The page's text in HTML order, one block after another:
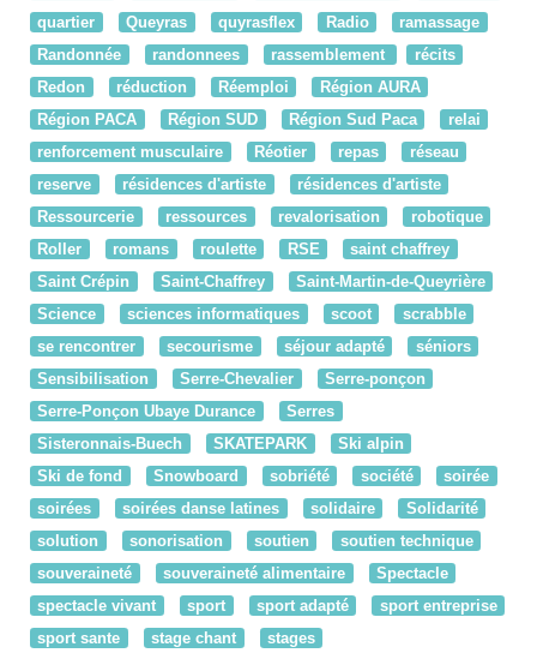
quartier
Queyras quyrasflex Radio
ramassage
Randonnée
randonnees rassemblement
récits
Redon
réduction Réemploi
Région AURA
Région PACA
Région SUD Région Sud Paca
relai
renforcement musculaire
Réotier repas
réseau
reserve
résidences d'artiste
résidences d'artiste
Ressourcerie
ressources revalorisation
robotique
Roller
romans roulette RSE
saint chaffrey
Saint Crépin
Saint-Chaffrey
Saint-Martin-de-Queyrière
Science
sciences informatiques scoot
scrabble
se rencontrer
secourisme séjour adapté
séniors
Sensibilisation
Serre-Chevalier
Serre-ponçon
Serre-Ponçon Ubaye Durance
Serres
Sisteronnais-Buech
SKATEPARK
Ski alpin
Ski de fond
Snowboard sobriété société
soirée
soirées
soirées danse latines solidaire
Solidarité
solution
sonorisation soutien
soutien technique
souveraineté
souveraineté alimentaire
Spectacle
spectacle vivant
sport sport adapté
sport entreprise
sport sante
stage chant
stages